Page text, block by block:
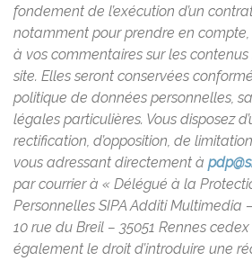
fondement de l’exécution d’un
notamment pour prendre en
à vos commentaires sur les contenus
site. Elles seront conservées
politique de données personnelles,
légales particulières. Vous disposez
rectification, d’opposition, de
vous adressant directement à
par courrier à « Délégué à la
Personnelles SIPA Additi Multimedia
10 rue du Breil – 35051 Rennes
également le droit d’introduire une